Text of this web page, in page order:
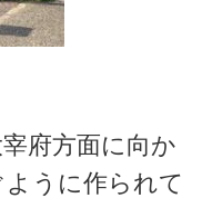
府方面に向か
うに作られて